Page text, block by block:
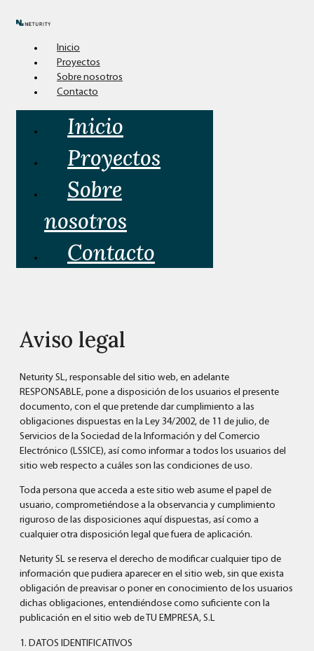
Inicio
Proyectos
Sobre nosotros
Contacto
Inicio
Proyectos
Sobre
nosotros
Contacto
Aviso legal
Neturity SL, responsable del sitio web, en adelante
RESPONSABLE, pone a disposición de los usuarios el presente
documento, con el que pretende dar cumplimiento a las
obligaciones dispuestas en la Ley 34/2002, de 11 de julio, de
Servicios de la Sociedad de la Información y del Comercio
Electrónico (LSSICE), así como informar a todos los usuarios del
sitio web respecto a cuáles son las condiciones de uso.
Toda persona que acceda a este sitio web asume el papel de
usuario, comprometiéndose a la observancia y cumplimiento
riguroso de las disposiciones aquí dispuestas, así como a
cualquier otra disposición legal que fuera de aplicación.
Neturity SL se reserva el derecho de modificar cualquier tipo de
información que pudiera aparecer en el sitio web, sin que exista
obligación de preavisar o poner en conocimiento de los usuarios
dichas obligaciones, entendiéndose como suficiente con la
publicación en el sitio web de TU EMPRESA, S.L
1. DATOS IDENTIFICATIVOS